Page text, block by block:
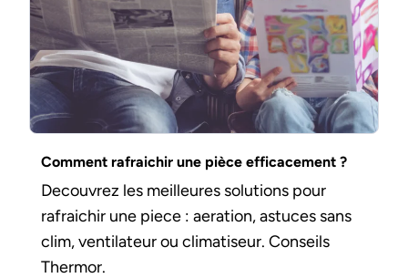
Comment rafraichir une pièce efficacement ?
Decouvrez les meilleures solutions pour
rafraichir une piece : aeration, astuces sans
clim, ventilateur ou climatiseur. Conseils
Thermor.